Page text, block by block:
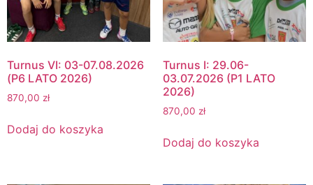
Turnus VI: 03-07.08.2026
(P6 LATO 2026)
870,00 zł
Dodaj do koszyka
Turnus I: 29.06-
03.07.2026 (P1 LATO
2026)
870,00 zł
Dodaj do koszyka